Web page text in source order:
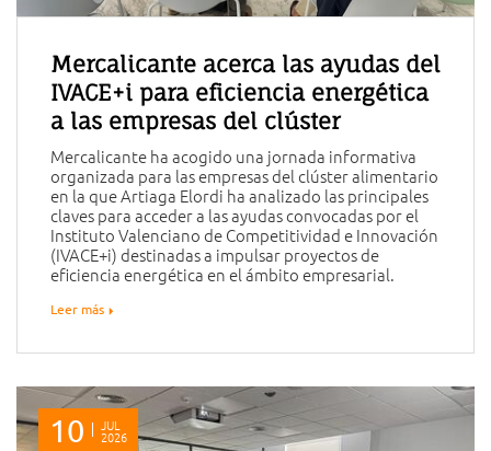
Mercalicante acerca las ayudas del
IVACE+i para eficiencia energética
a las empresas del clúster
Mercalicante ha acogido una jornada informativa
organizada para las empresas del clúster alimentario
en la que Artiaga Elordi ha analizado las principales
claves para acceder a las ayudas convocadas por el
Instituto Valenciano de Competitividad e Innovación
(IVACE+i) destinadas a impulsar proyectos de
eficiencia energética en el ámbito empresarial.
Leer más
10 JUL
2026